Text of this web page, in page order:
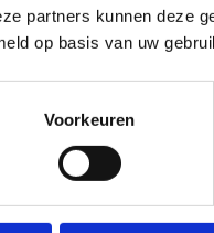
partners kunnen deze
op basis van uw
Voorkeuren
Campus Coppens
perfect voor zowel
sportieve werkpauzes,
tweede startbord. Het is
immers vele